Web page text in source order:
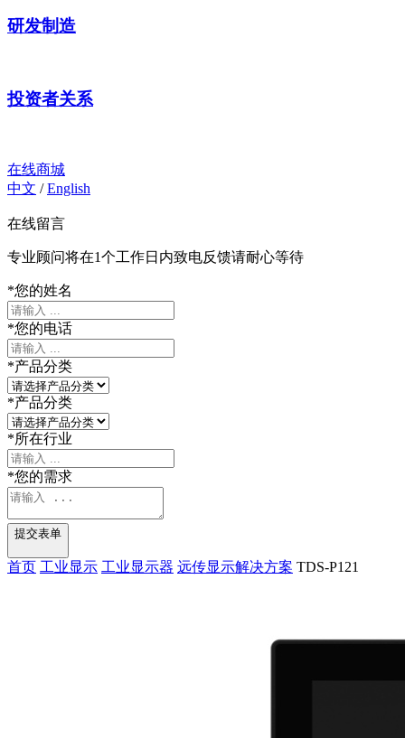
研发制造
投资者关系
在线商城
中文 /English
在线留言
专业顾问将在1个工作日内致电反馈请耐心等待
*您的姓名
*您的电话
*产品分类
*产品分类
*所在行业
*您的需求
提交表单
首页 工业显示 工业显示器 远传显示解决方案 TDS-P121